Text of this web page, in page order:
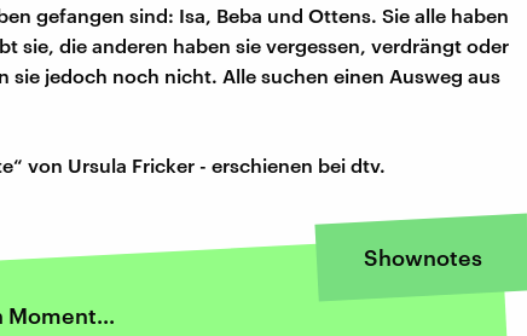
gefangen sind: Isa, Beba und Ottens. Sie alle haben
sie, die anderen haben sie vergessen, verdrängt oder
sie jedoch noch nicht. Alle suchen einen Ausweg aus
von Ursula Fricker - erschienen bei dtv.
Shownotes
Moment...